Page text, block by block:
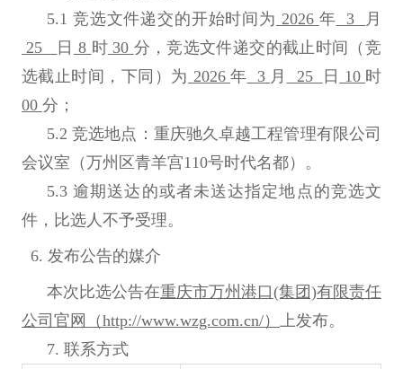
5.1 竞选文件递交的开始时间为 2026 年 3
月
25
日 8 时30 分，竞选文件递交的截止时间（竞
选截止时间，下同）为 2026年 3 月 25 日 10 时
00 分；
5.2竞选地点：重庆驰久卓越工程管理有限公司
会议室（万州区青羊宫110号时代名都）。
5.3逾期送达的或者未送达指定地点的竞选文
件，比选人不予受理。
6. 发布公告的媒介
本次比选公告在重庆市万州港口(集团)有限责任
公司官网（http://www.wzg.com.cn/） 上发布。
7. 联系方式